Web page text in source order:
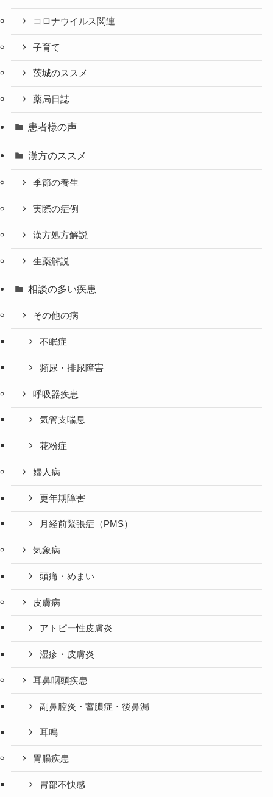
コロナウイルス関連
子育て
茨城のススメ
薬局日誌
患者様の声
漢方のススメ
季節の養生
実際の症例
漢方処方解説
生薬解説
相談の多い疾患
その他の病
不眠症
頻尿・排尿障害
呼吸器疾患
気管支喘息
花粉症
婦人病
更年期障害
月経前緊張症（PMS）
気象病
頭痛・めまい
皮膚病
アトピー性皮膚炎
湿疹・皮膚炎
耳鼻咽頭疾患
副鼻腔炎・蓄膿症・後鼻漏
耳鳴
胃腸疾患
胃部不快感